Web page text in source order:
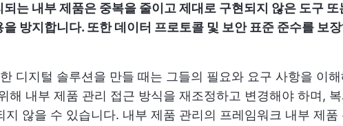
는 내부 제품은 중복을 줄이고 제대로 구현되지 않은 도구 또
을 방지합니다. 또한 데이터 프로토콜 및 보안 표준 준수를 보장
디지털 솔루션을 만들 때는 그들의 필요와 요구 사항을 이
해 내부 제품 관리 접근 방식을 재조정하고 변경해야 하며,
지 않을 수 있습니다. 내부 제품 관리의 프레임워크 내부 제품